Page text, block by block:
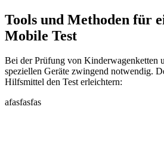
Tools und Methoden für
Mobile Test
Bei der Prüfung von Kinderwagenketten
speziellen Geräte zwingend notwendig.
Hilfsmittel den Test erleichtern:
afasfasfas